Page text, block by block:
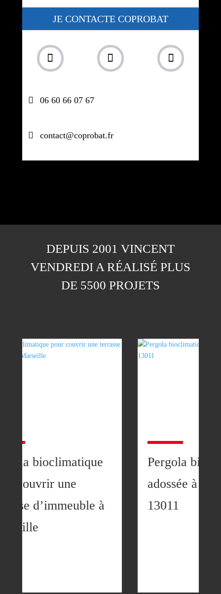
JE CONTACTE COPROBAT
06 60 66 07 67
contact@coprobat.fr
DEPUIS 2001 VINCENT
VENDREDI A RÉALISÉ PLUS
DE 5500 PROJETS
bioclimatique
couvrir une
d’immeuble à
Pergola
adossée à
13011